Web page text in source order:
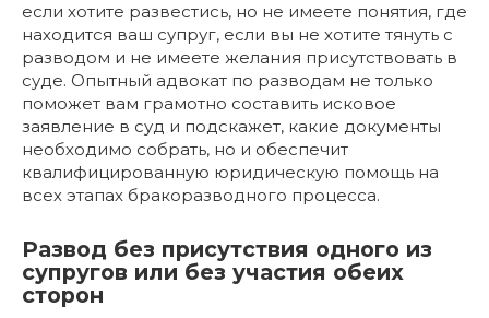
если хотите развестись, но не имеете понятия, где
находится ваш супруг, если вы не хотите тянуть с
разводом и не имеете желания присутствовать в
суде. Опытный адвокат по разводам не только
поможет вам грамотно составить исковое
заявление в суд и подскажет, какие документы
необходимо собрать, но и обеспечит
квалифицированную юридическую помощь на
всех этапах бракоразводного процесса.
Развод без присутствия одного из
супругов или без участия обеих
сторон